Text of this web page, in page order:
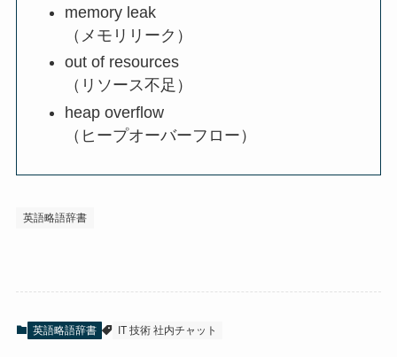
memory leak
（メモリリーク）
out of resources
（リソース不足）
heap overflow
（ヒープオーバーフロー）
英語略語辞書
英語略語辞書 IT 技術 社内チャット